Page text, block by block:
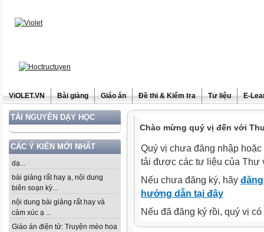
ViOLET.VN Bài giảng Giáo án Đề thi & Kiểm tra Tư liệu E-
TÀI NGUYÊN DẠY HỌC
CÁC Ý KIẾN MỚI NHẤT
dạ...
bài giảng rất hay ạ, nội dung
biên soạn kỳ...
nội dung bài giảng rất hay và
cảm xúc ạ ...
Giáo án điện tử: Truyện mèo hoa
Chào mừng quý vị đến với
Quý vị chưa đăng nhập
tải được các tư liệu của Thư
Nếu chưa đăng ký, hãy
hướng dẫn tại đây
Nếu đã đăng ký rồi, quý vị